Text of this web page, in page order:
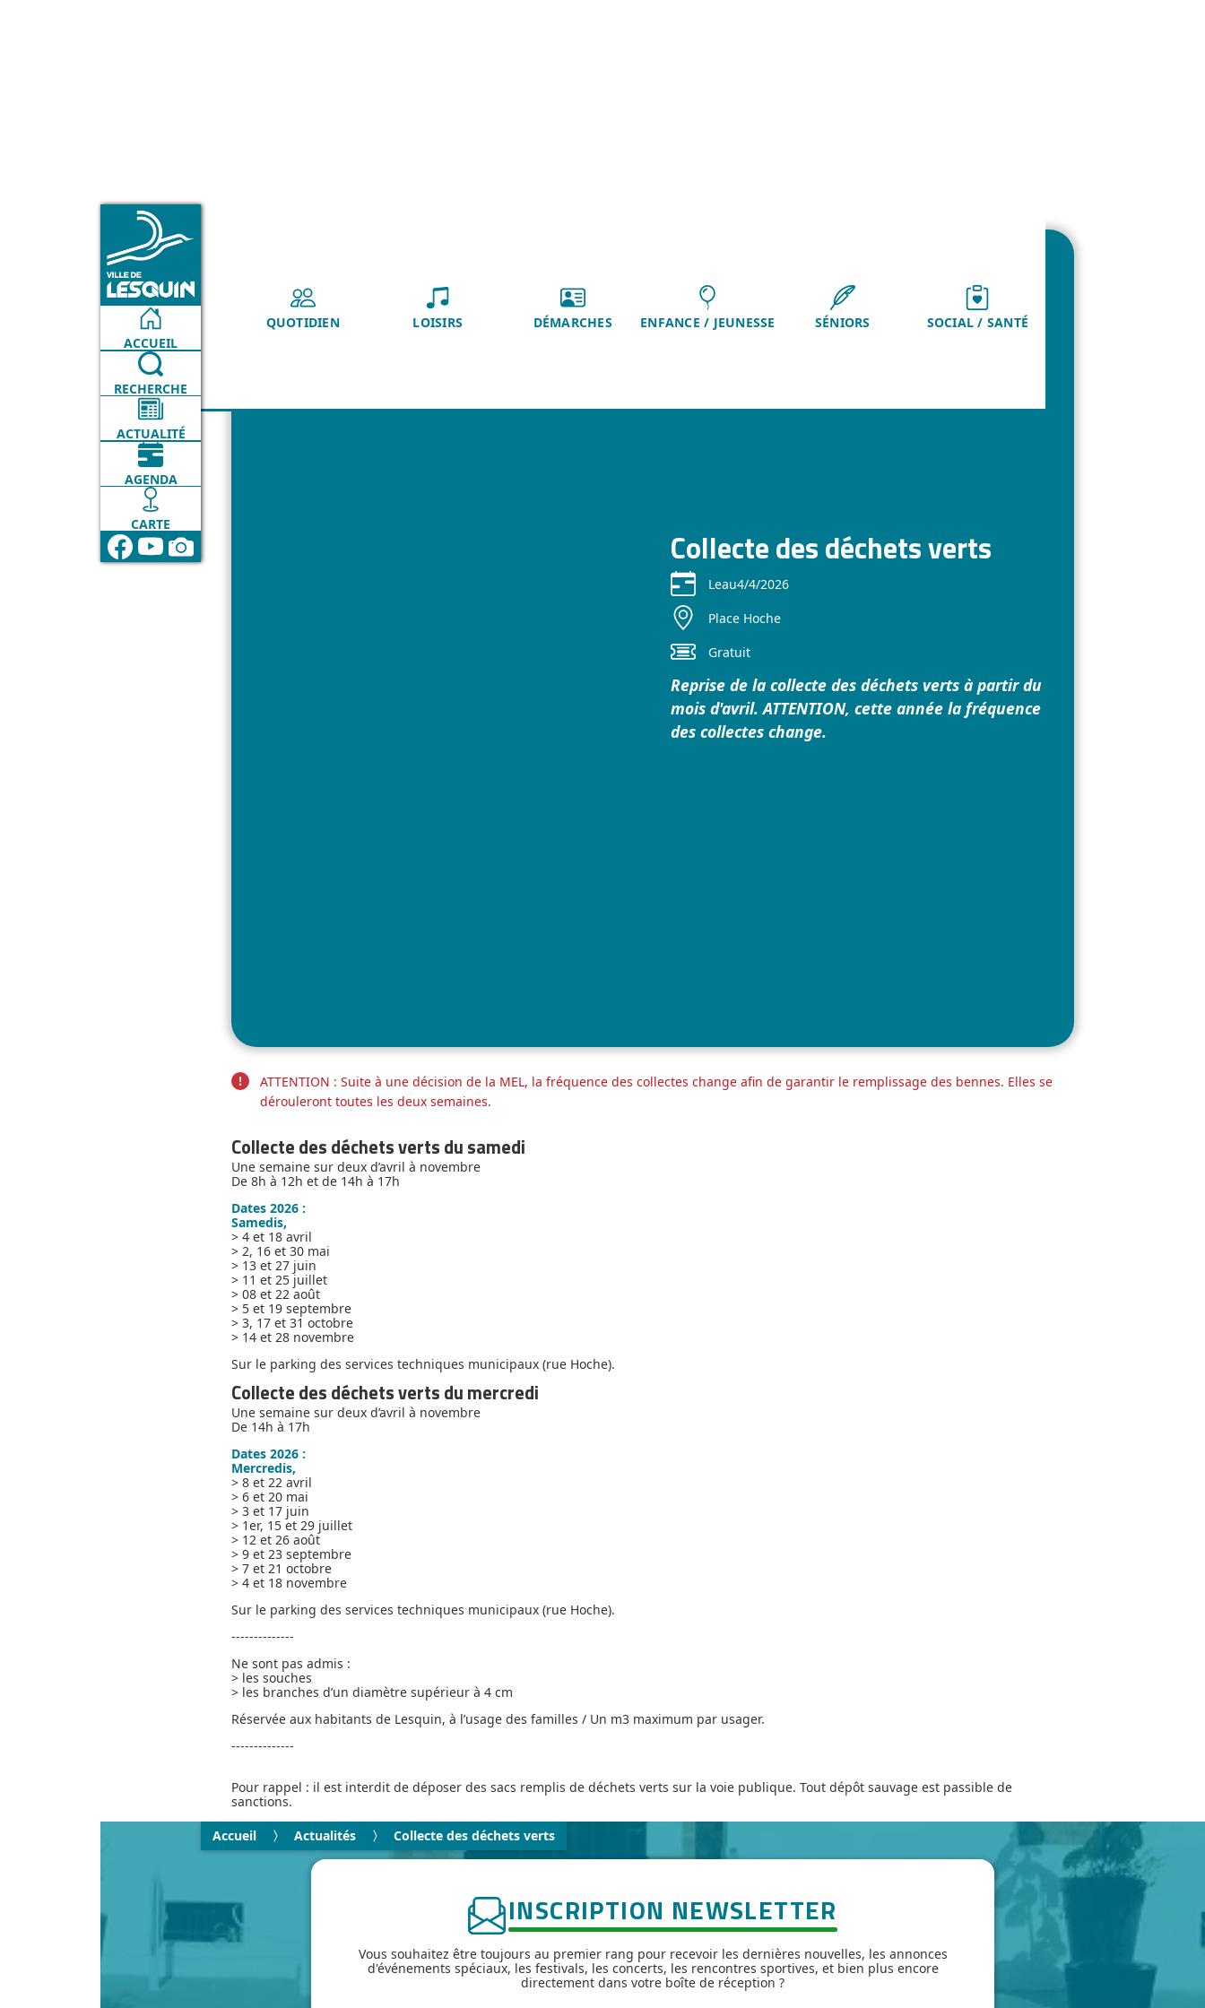
VILLE
QUOTIDIEN LOISIRS DÉMARCHES ENFANCE / JEUNESSE SÉNIORS
SOCIAL / SANTÉ
ACCUEIL
RECHERCHE
ACTUALITÉ
AGENDA
CARTE
Collecte des déchets verts
Leau4/4/2026
Place Hoche
Gratuit
Reprise de la collecte des déchets verts à partir du
mois d'avril. ATTENTION, cette année la fréquence
des collectes change.
ATTENTION : Suite à une décision de la MEL, la fréquence des collectes change afin de garantir le remplissage des bennes. Elles se
dérouleront toutes les deux semaines.
Collecte des déchets verts du samedi
Une semaine sur deux d’avril à novembre
De 8h à 12h et de 14h à 17h
Dates 2026 :
Samedis,
> 4 et 18 avril
> 2, 16 et 30 mai
> 13 et 27 juin
> 11 et 25 juillet
> 08 et 22 août
> 5 et 19 septembre
> 3, 17 et 31 octobre
> 14 et 28 novembre
Sur le parking des services techniques municipaux (rue Hoche).
Collecte des déchets verts du mercredi
Une semaine sur deux d’avril à novembre
De 14h à 17h
Dates 2026 :
Mercredis,
> 8 et 22 avril
> 6 et 20 mai
> 3 et 17 juin
> 1er, 15 et 29 juillet
> 12 et 26 août
> 9 et 23 septembre
> 7 et 21 octobre
> 4 et 18 novembre
Sur le parking des services techniques municipaux (rue Hoche).
--------------
Ne sont pas admis :
> les souches
> les branches d’un diamètre supérieur à 4 cm
Réservée aux habitants de Lesquin, à l’usage des familles / Un m3 maximum par usager.
--------------
Pour rappel : il est interdit de déposer des sacs remplis de déchets verts sur la voie publique. Tout dépôt sauvage est passible de
sanctions.
Accueil
Actualités Collecte des déchets verts
INSCRIPTION NEWSLETTER
Vous souhaitez être toujours au premier rang pour recevoir les dernières nouvelles, les annonces
d'événements spéciaux, les festivals, les concerts, les rencontres sportives, et bien plus encore
directement dans votre boîte de réception ?